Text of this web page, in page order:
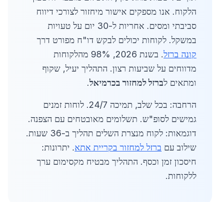
הלקוח. אנו מספקים אישור מיחזור לצורכי דיווח
סביבתי ומסים. אחריות ל-30 יום על טעויות
במשקל. לקוחות יכולים לבקש דו"ח מפורט דרך
קונה ברזל
. בשנת 2026, 98% מהלקוחות
מדווחים על שביעות רצון. התהליך יעיל, שקוף
ומתאים לברזל למחזור בכרמיאל.
הרחבה: בכל שלב, תמיכה 24/7. לוחות זמנים
גמישים לסופ"ש. תשלומים מאובטחים עם הצפנה.
דוגמאות: לקוח מנצרת השלים תהליך ב-36 שעות.
שילוב עם ברזל למחזור בקריית אתא. יתרונות:
חיסכון זמן וכסף. התהליך מבטיח מקסימום ערך
ללקוחות.